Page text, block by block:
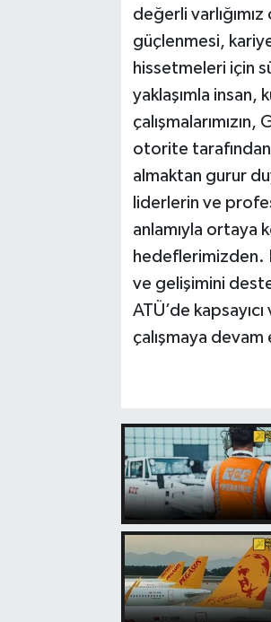
değerli varlığımız
güçlenmesi,
hissetmeleri için
yaklaşımla insan,
otorite tarafından
almaktan gurur
liderlerin ve
anlamıyla ortaya
hedeflerimizden.
ve gelişimini
ATÜ’de
çalışmaya